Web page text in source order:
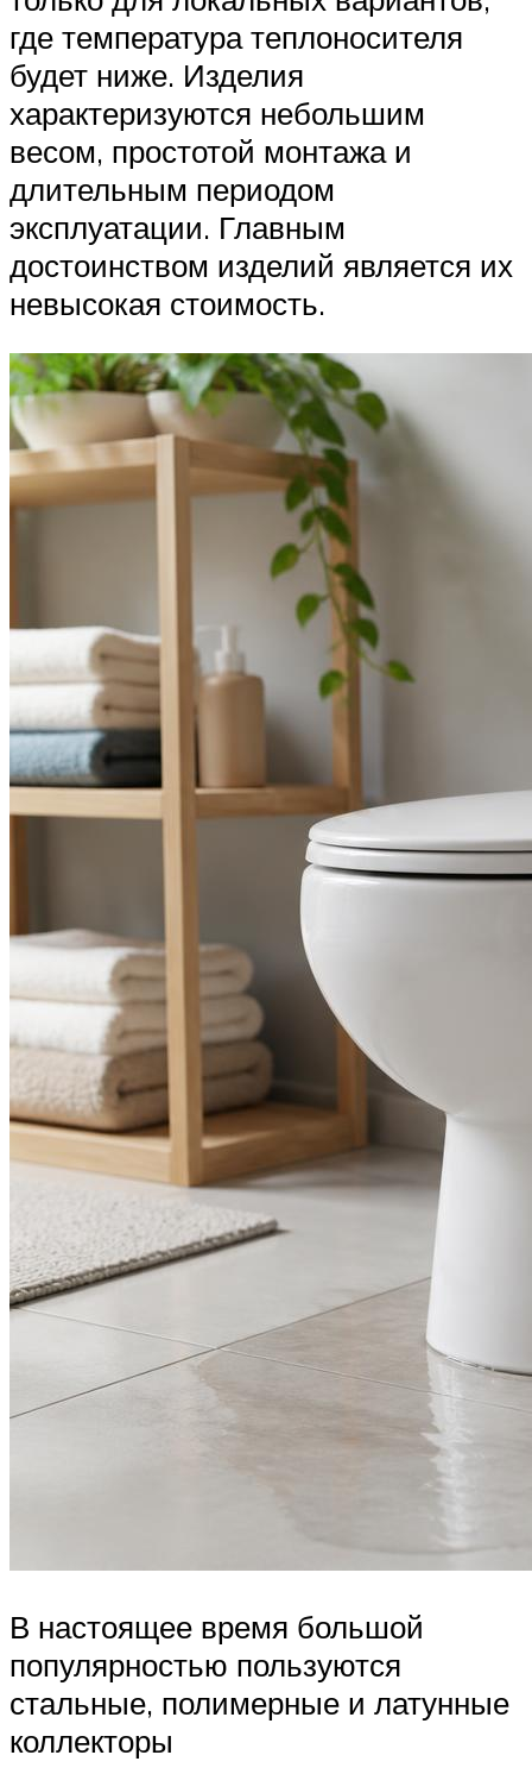
где температура теплоносителя
будет ниже. Изделия
характеризуются небольшим
весом, простотой монтажа и
длительным периодом
эксплуатации. Главным
достоинством изделий является их
невысокая стоимость.
В настоящее время большой
популярностью пользуются
стальные, полимерные и латунные
коллекторы